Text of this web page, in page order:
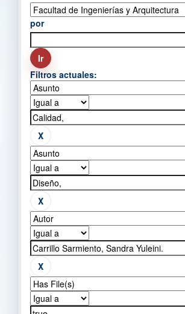
por
Filtros actuales: